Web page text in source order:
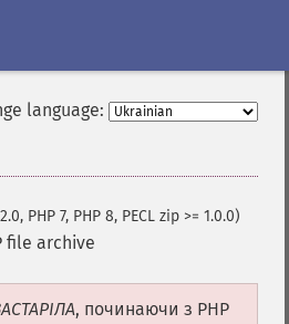
language:
PHP 7, PHP 8, PECL zip >= 1.0.0)
file archive
, починаючи з PHP